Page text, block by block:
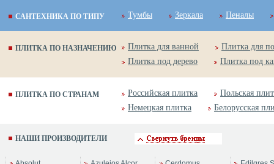
САНТЕХНИКА ПО ТИПУ Тумбы Зеркала Пеналы
ПЛИТКА ПО НАЗНАЧЕНИЮ Плитка для ванной
Плитка для
Плитка под дерево
Плитка под
ПЛИТКА ПО СТРАНАМ Российская плитка
Польская
Немецкая плитка
Белорусская
НАШИ ПРОИЗВОДИТЕЛИ